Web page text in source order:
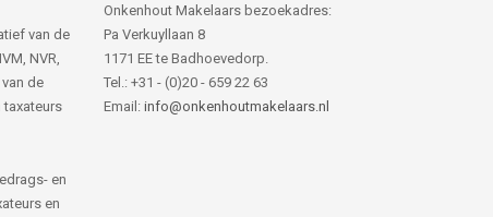
van de
NVR,
de
taxateurs
en
en
Onkenhout Makelaars bezoekadres:
Pa Verkuyllaan 8
1171 EE te Badhoevedorp.
Tel.: +31 - (0)20 - 659 22 63
Email: info@onkenhoutmakelaars.nl